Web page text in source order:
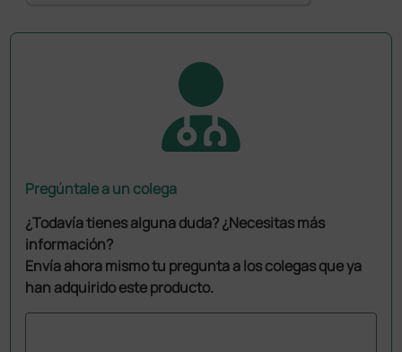
Pregúntale a un colega
¿Todavía tienes alguna duda? ¿Necesitas más
información?
Envía ahora mismo tu pregunta a los colegas que ya
han adquirido este producto.